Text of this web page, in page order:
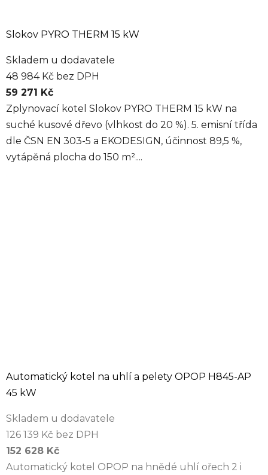
Slokov PYRO THERM 15 kW
Skladem u dodavatele
48 984 Kč bez DPH
59 271 Kč
Zplynovací kotel Slokov PYRO THERM 15 kW na
suché kusové dřevo (vlhkost do 20 %). 5. emisní třída
dle ČSN EN 303-5 a EKODESIGN, účinnost 89,5 %,
vytápěná plocha do 150 m²....
Automatický kotel na uhlí a pelety OPOP H845-AP
45 kW
Skladem u dodavatele
126 139 Kč bez DPH
152 628 Kč
Automatický kotel OPOP na hnědé uhlí ořech 2 i